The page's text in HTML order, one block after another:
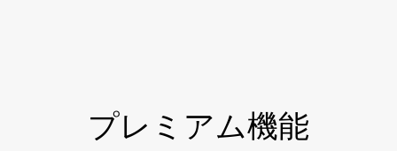
プレミアム機能